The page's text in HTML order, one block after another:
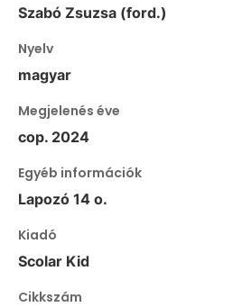
Szabó Zsuzsa (ford.)
Nyelv
magyar
Megjelenés éve
cop. 2024
Egyéb információk
Lapozó 14 o.
Kiadó
Scolar Kid
Cikkszám